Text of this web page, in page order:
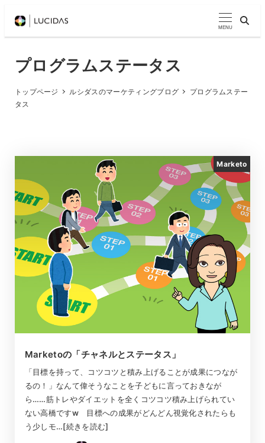
MENU
プログラムステータス
トップページ ルシダスのマーケティングブログ
プログラムステー
タス
Marketo
Marketoの「チャネルとステータス」
「目標を持って、コツコツと積み上げることが成果につなが
るの！」なんて偉そうなことを子どもに言っておきなが
ら……筋トレやダイエットを全くコツコツ積み上げられてい
ない高橋ですw 目標への成果がどんどん視覚化されたらも
う少しモ…[続きを読む]